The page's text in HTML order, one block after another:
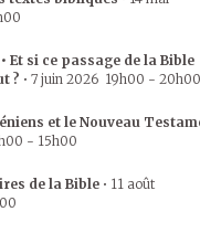
Et si ce passage de la Bible
? • 7 juin 2026 19h00 - 20h00
et le Nouveau
- 15h00
de la Bible • 11 août